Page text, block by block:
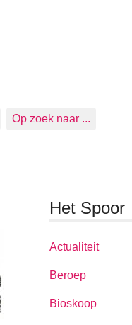
Op zoek naar ...
Het Spoor
Actualiteit
Beroep
Bioskoop